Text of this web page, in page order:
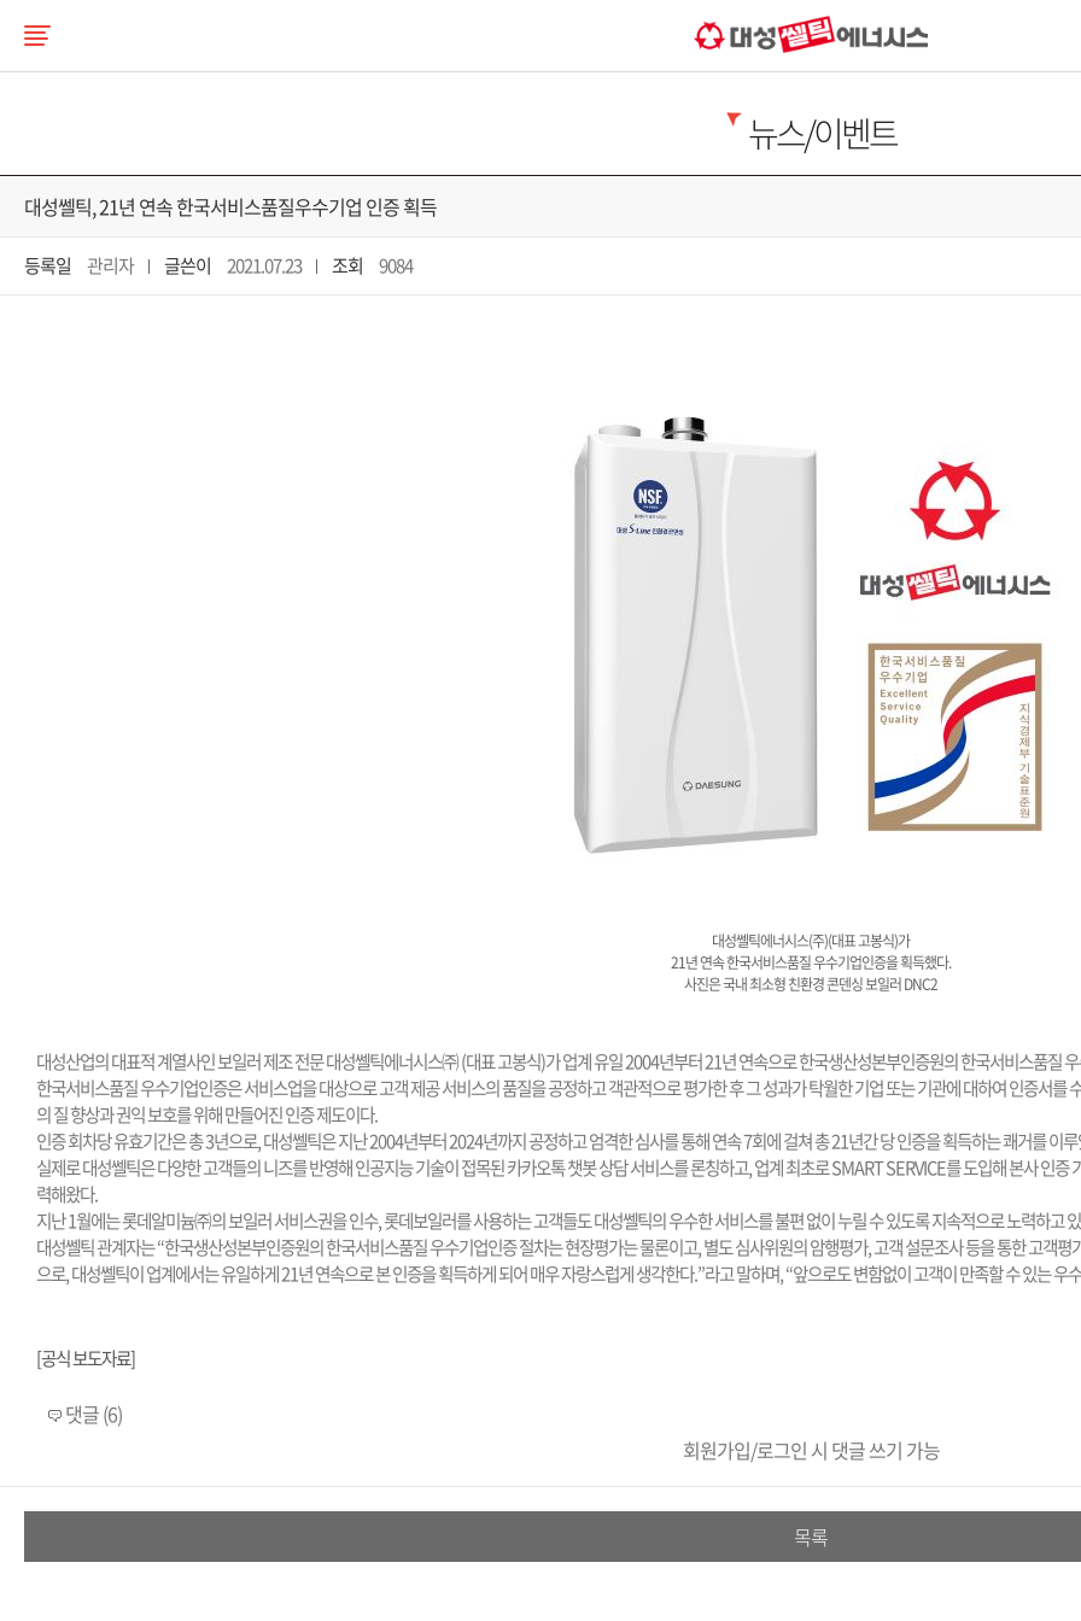
뉴스/이벤트
대성쎌틱, 21년 연속 한국서비스품질우수기업 인증 획득
등록일 관리자 글쓴이 2021.07.23 조회 9084
대성쎌틱에너시스(주)(대표 고봉식)가
21년 연속 한국서비스품질 우수기업인증을 획득했다.
사진은 국내 최소형 친환경 콘덴싱 보일러 DNC2
대성산업의 대표적 계열사인 보일러 제조 전문 대성쎌틱에너시스㈜ (대표 고봉식)가 업계 유일 2004년부터 21년 연속으로 한국생산성본부인증원의 한국서비스품질
한국서비스품질 우수기업인증은 서비스업을 대상으로 고객 제공 서비스의 품질을 공정하고 객관적으로 평가한 후 그 성과가 탁월한 기업 또는 기관에 대하여 인증서
의 질 향상과 권익 보호를 위해 만들어진 인증 제도이다.
인증 회차당 유효기간은 총 3년으로, 대성쎌틱은 지난 2004년부터 2024년까지 공정하고 엄격한 심사를 통해 연속 7회에 걸쳐 총 21년간 당 인증을 획득하는 쾌거를 이
실제로 대성쎌틱은 다양한 고객들의 니즈를 반영해 인공지능 기술이 접목된 카카오톡 챗봇 상담 서비스를 론칭하고, 업계 최초로 SMART SERVICE를 도입해 본사 인
력해왔다.
지난 1월에는 롯데알미늄㈜의 보일러 서비스권을 인수, 롯데보일러를 사용하는 고객들도 대성쎌틱의 우수한 서비스를 불편 없이 누릴 수 있도록 지속적으로 노력하고
대성쎌틱 관계자는 “한국생산성본부인증원의 한국서비스품질 우수기업인증 절차는 현장평가는 물론이고, 별도 심사위원의 암행평가, 고객 설문조사 등을 통한 고객
으로, 대성쎌틱이 업계에서는 유일하게 21년 연속으로 본 인증을 획득하게 되어 매우 자랑스럽게 생각한다.”라고 말하며, “앞으로도 변함없이 고객이 만족할 수 있는
[공식 보도자료]
댓글 (6)
회원가입/로그인 시 댓글 쓰기 가능
목록